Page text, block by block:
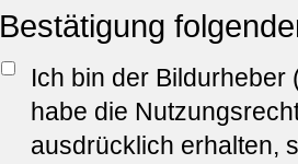
Bestätigung
Ich bin der
habe die
ausdrücklich erhalten,